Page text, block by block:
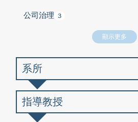
公司治理 3
顯示更多
系所
指導教授